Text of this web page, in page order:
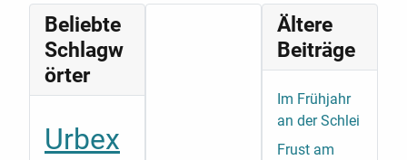
Beliebte
Schlagw
örter
Urbex
Ältere
Beiträge
Im Frühjahr
an der Schlei
Frust am